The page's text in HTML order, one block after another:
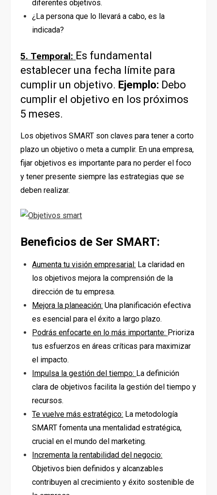
diferentes objetivos.
¿La persona que lo llevará a cabo, es la
indicada?
5. Temporal: Es fundamental
establecer una fecha límite para
cumplir un objetivo. Ejemplo: Debo
cumplir el objetivo en los próximos
5 meses.
Los objetivos SMART son claves para tener a corto
plazo un objetivo o meta a cumplir. En una empresa,
fijar objetivos es importante para no perder el foco
y tener presente siempre las estrategias que se
deben realizar.
Beneficios de Ser SMART:
Aumenta tu visión empresarial: La claridad en
los objetivos mejora la comprensión de la
dirección de tu empresa.
Mejora la planeación: Una planificación efectiva
es esencial para el éxito a largo plazo.
Podrás enfocarte en lo más importante: Prioriza
tus esfuerzos en áreas críticas para maximizar
el impacto.
Impulsa la gestión del tiempo: La definición
clara de objetivos facilita la gestión del tiempo y
recursos.
Te vuelve más estratégico: La metodología
SMART fomenta una mentalidad estratégica,
crucial en el mundo del marketing.
Incrementa la rentabilidad del negocio:
Objetivos bien definidos y alcanzables
contribuyen al crecimiento y éxito sostenible de